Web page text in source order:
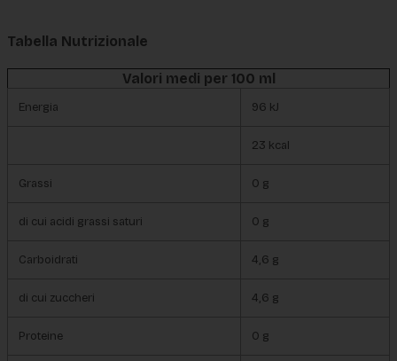
Tabella Nutrizionale
Valori medi per 100 ml
Energia 96 kJ
23 kcal
Grassi 0 g
di cui acidi grassi saturi 0 g
Carboidrati 4,6 g
di cui zuccheri 4,6 g
Proteine 0 g